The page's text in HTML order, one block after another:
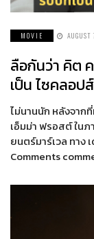
MOVIE
ลือกันว่า คิต
เป็น ไซคลอป
ไม่นานนัก หลังจาก
เอ็มม่า ฟรอสต์ ใน
ยนตร์มาร์เวล ทาง
Comments